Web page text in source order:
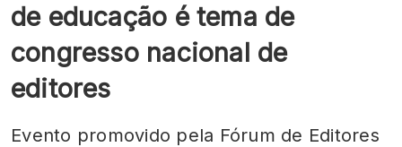
de educação é tema de
congresso nacional de
editores
Evento promovido pela Fórum de Editores